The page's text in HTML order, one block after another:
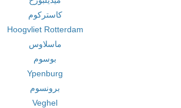
كاستركوم
Hoogvliet Rotterdam
ماسلاوس
بوسوم
Ypenburg
برونسوم
Veghel